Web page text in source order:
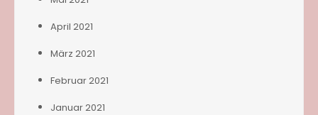
April 2021
März 2021
Februar 2021
Januar 2021